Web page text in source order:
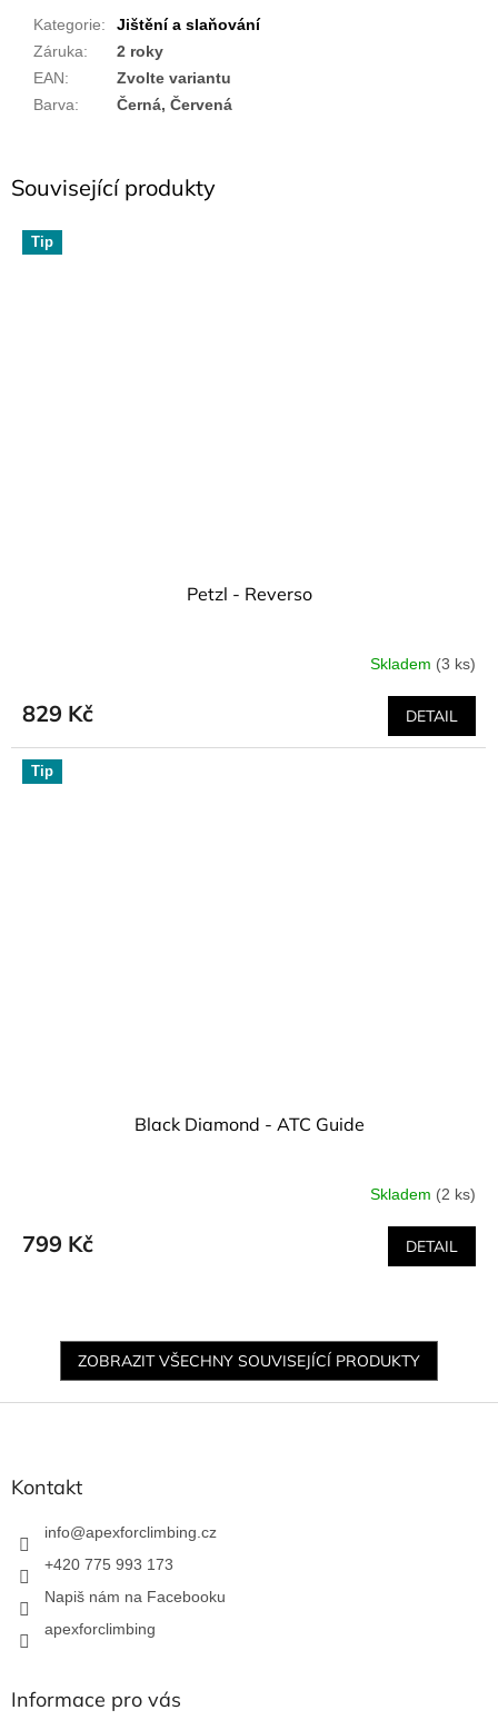
Související produkty
Tip
Petzl - Reverso
Skladem (3 ks)
829 Kč DETAIL
Tip
Black Diamond - ATC Guide
Skladem (2 ks)
799 Kč DETAIL
ZOBRAZIT VŠECHNY SOUVISEJÍCÍ PRODUKTY
Kategorie:
Jištění a slaňování
Záruka:
2 roky
EAN:
Zvolte variantu
Barva: Černá, Červená
Z
Kontakt
info@apexforclimbing.cz
+420 775 993 173
Napiš nám na Facebooku
apexforclimbing
Informace pro vás